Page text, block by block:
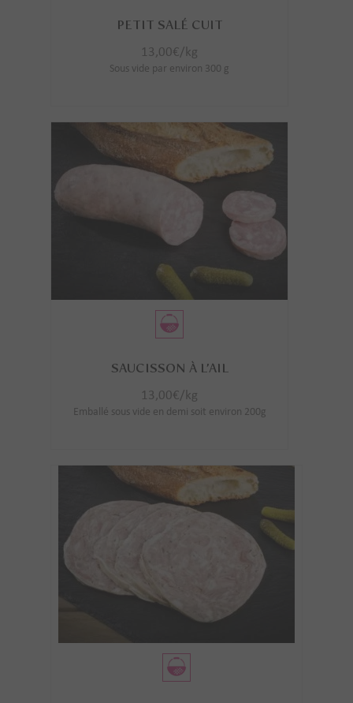
PETIT SALÉ CUIT
13,00€/kg
Sous vide par environ 300 g
SAUCISSON À L’AIL
13,00€/kg
Emballé sous vide en demi soit environ 200g